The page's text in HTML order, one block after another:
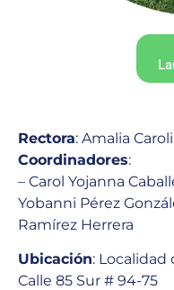
Rectora: Amalia
Coordinadores:
– Carol Yojanna
Yobanni Pérez
Ramírez Herrera
Ubicación: Localidad
Calle 85 Sur # 94-75